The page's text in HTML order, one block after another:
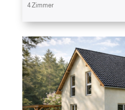
4 Zimmer